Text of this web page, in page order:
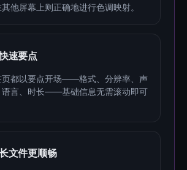
他屏幕上则正确地进行色调映射。
速要点
页都以要点开场——格式、分辨率、声
语言、时长——基础信息无需滚动即可
文件更顺畅